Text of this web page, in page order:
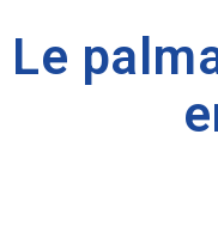
Le